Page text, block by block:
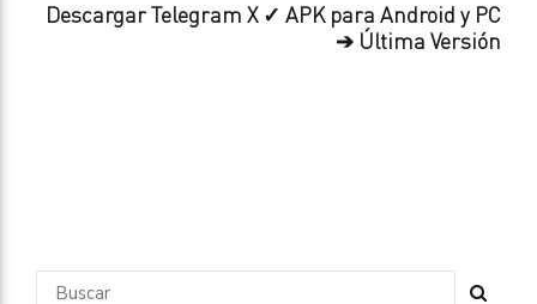
Descargar Telegram X ✓ APK para Android y PC
➔ Última Versión